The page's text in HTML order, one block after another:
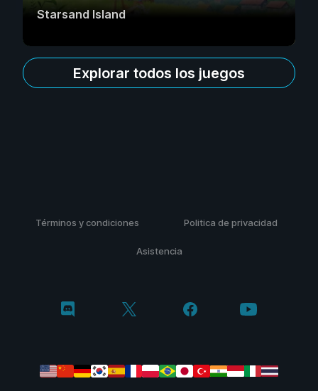
Starsand Island
Explorar todos los juegos
Términos y condiciones Politica de privacidad
Asistencia